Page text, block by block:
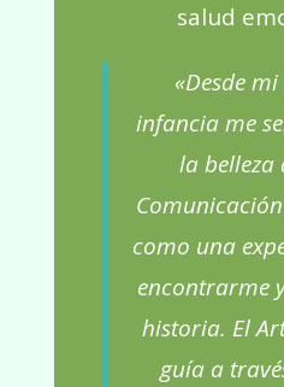
salud
«Desde
infancia me
la belleza
como una
encontrarme
historia. El
guía a